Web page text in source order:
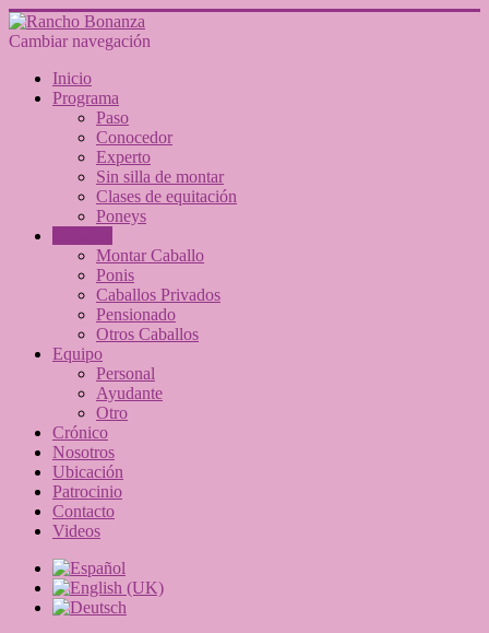
Cambiar navegación
Inicio
Programa
Paso
Conocedor
Experto
Sin silla de montar
Clases de equitación
Poneys
Montar Caballo
Ponis
Caballos Privados
Pensionado
Otros Caballos
Equipo
Personal
Ayudante
Otro
Crónico
Nosotros
Ubicación
Patrocinio
Contacto
Videos